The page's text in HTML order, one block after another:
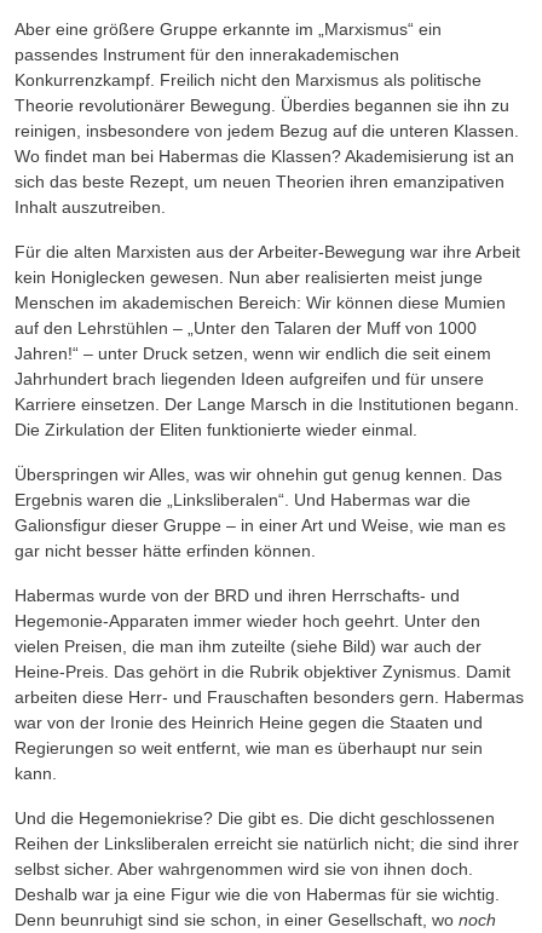
Aber eine größere Gruppe erkannte im „Marxismus“ ein
passendes Instrument für den inneraka­demischen
Konkurrenzkampf. Freilich nicht den Marxismus als politische
Theorie revolutionärer Bewegung. Überdies begannen sie ihn zu
reinigen, insbesondere von jedem Bezug auf die unteren Klassen.
Wo findet man bei Habermas die Klassen? Akademisierung ist an
sich das beste Rezept, um neuen Theorien ihren emanzipativen
Inhalt auszutreiben.
Für die alten Marxisten aus der Arbeiter-Bewegung war ihre Arbeit
kein Honiglecken gewesen. Nun aber realisierten meist junge
Menschen im akademischen Bereich: Wir können diese Mumien
auf den Lehrstühlen – „Unter den Talaren der Muff von 1000
Jahren!“ – unter Druck setzen, wenn wir endlich die seit einem
Jahrhundert brach liegenden Ideen aufgreifen und für unsere
Karriere einsetzen. Der Lange Marsch in die Institutionen begann.
Die Zirkulation der Eliten funktionierte wieder einmal.
Überspringen wir Alles, was wir ohnehin gut genug kennen. Das
Ergebnis waren die „Linkslibe­ralen“. Und Habermas war die
Galionsfigur dieser Gruppe – in einer Art und Weise, wie man es
gar nicht besser hätte erfinden können.
Habermas wurde von der BRD und ihren Herrschafts- und
Hegemonie-Apparaten immer wieder hoch geehrt. Unter den
vielen Preisen, die man ihm zuteilte (siehe Bild) war auch der
Heine-Preis. Das gehört in die Rubrik objektiver Zynismus. Damit
arbeiten diese Herr- und Frauschaften besonders gern. Habermas
war von der Ironie des Heinrich Heine gegen die Staaten und
Regierungen so weit entfernt, wie man es überhaupt nur sein
kann.
Und die Hegemoniekrise? Die gibt es. Die dicht geschlossenen
Reihen der Linksliberalen erreicht sie natürlich nicht; die sind ihrer
selbst sicher. Aber wahrgenommen wird sie von ihnen doch.
Deshalb war ja eine Figur wie die von Habermas für sie wichtig.
Denn beunruhigt sind sie schon, in einer Gesellschaft, wo noch